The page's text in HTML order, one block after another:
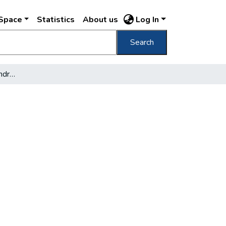
Statistics About us Log In
Search
Die Verlängerung der Andrássy-út